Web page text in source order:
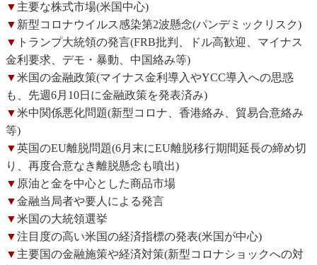
▼ 主要な株式市場(米国中心)
▼ 新型コロナウイルス感染第2波懸念(パンデミックリスク)
▼ トランプ大統領の発言(FRB批判、ドル高歓迎、マイナス
金利要求、デモ・暴動、中国絡み等)
▼米国の金融政策(マイナス金利導入やYCC導入への思惑
も、先週6月10日に金融政策を発表済み)
▼米中関係悪化問題(新型コロナ、香港絡み、貿易合意絡み
等)
▼英国のEU離脱問題(6月末にEU離脱移行期間延長の締め切
り、再度合意なき離脱懸念も噴出)
▼ 原油と金を中心とした商品市場
▼金融当局者や要人による発言
▼米国の大統領選挙
▼注目度の高い米国の経済指標の発表(米国が中心)
▼ 主要国の金融施策や経済対策(新型コロナショックへの対